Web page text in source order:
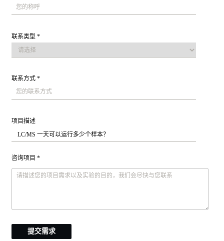
联系类型 *
联系方式 *
项目描述
咨询项目 *
提交需求